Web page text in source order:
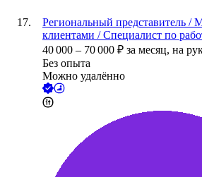
Региональный представитель /
клиентами / Специалист по
40 000 – 70 000 ₽ за месяц, на
Без опыта
Можно удалённо